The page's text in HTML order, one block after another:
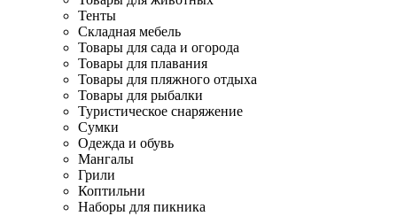
Тенты
Складная мебель
Товары для сада и огорода
Товары для плавания
Товары для пляжного отдыха
Товары для рыбалки
Туристическое снаряжение
Сумки
Одежда и обувь
Мангалы
Грили
Коптильни
Наборы для пикника